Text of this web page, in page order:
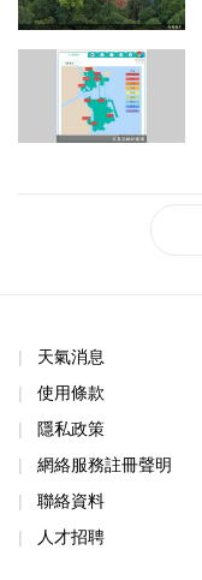
天氣消息
使用條款
隱私政策
網絡服務註冊聲明
聯絡資料
人才招聘